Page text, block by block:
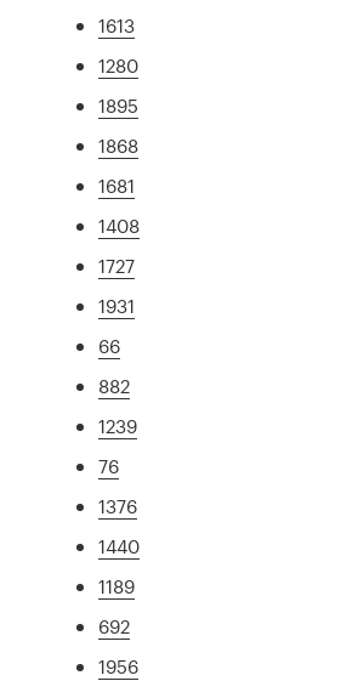
1613
1280
1895
1868
1681
1408
1727
1931
66
882
1239
76
1376
1440
1189
692
1956